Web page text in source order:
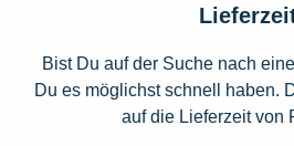
Bist Du auf der Suche nach
Du es möglichst schnell haben.
auf die Lieferzeit von